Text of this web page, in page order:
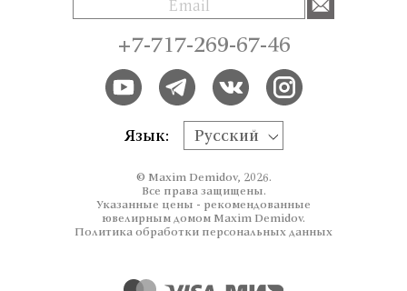
+7-717-269-67-46
Язык: Русский
© Maxim Demidov, 2026.
Все права защищены.
Указанные цены - рекомендованные
ювелирным домом Maxim Demidov.
Политика обработки персональных данных